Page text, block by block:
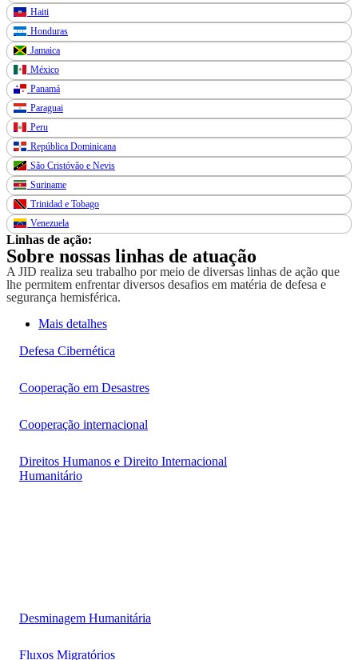
Haiti
Honduras
Jamaica
México
Panamá
Paraguai
Peru
República Dominicana
São Cristóvão e Nevis
Suriname
Trinidad e Tobago
Venezuela
Linhas de ação:
Sobre nossas linhas de atuação
A JID realiza seu trabalho por meio de diversas linhas de ação que
lhe permitem enfrentar diversos desafios em matéria de defesa e
segurança hemisférica.
Mais detalhes
Defesa Cibernética
Cooperação em Desastres
Cooperação internacional
Direitos Humanos e Direito Internacional
Humanitário
Desminagem Humanitária
Fluxos Migratórios